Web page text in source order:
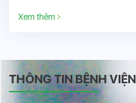
Xem thêm
THÔNG TIN BỆNH VIỆN